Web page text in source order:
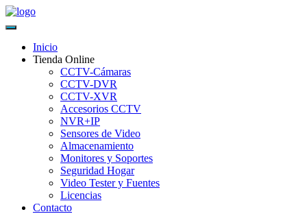
Inicio
Tienda Online
CCTV-Cámaras
CCTV-DVR
CCTV-XVR
Accesorios CCTV
NVR+IP
Sensores de Video
Almacenamiento
Monitores y Soportes
Seguridad Hogar
Video Tester y Fuentes
Licencias
Contacto